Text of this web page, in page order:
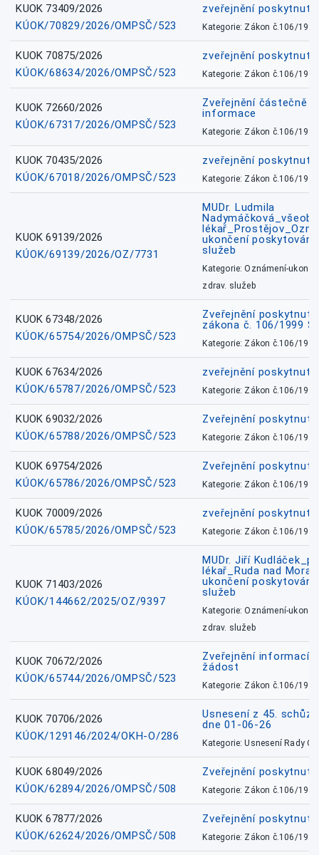
KUOK 73409/2026
KÚOK/70829/2026/OMPSČ/523
zveřejnění
Kategorie: Zákon č.106/1999
KUOK 70875/2026
KÚOK/68634/2026/OMPSČ/523
zveřejnění
Kategorie: Zákon č.106/1999
KUOK 72660/2026
KÚOK/67317/2026/OMPSČ/523
Zveřejnění částečně
informace
Kategorie: Zákon č.106/1999
KUOK 70435/2026
KÚOK/67018/2026/OMPSČ/523
zveřejnění
Kategorie: Zákon č.106/1999
KUOK 69139/2026
KÚOK/69139/2026/OZ/7731
MUDr. Ludmila
ukončení
služeb
Kategorie: Oznámení-
zdrav. služeb
KUOK 67348/2026
KÚOK/65754/2026/OMPSČ/523
Zveřejnění
zákona č. 106/1999
Kategorie: Zákon č.106/1999
KUOK 67634/2026
KÚOK/65787/2026/OMPSČ/523
zveřejnění
Kategorie: Zákon č.106/1999
KUOK 69032/2026
KÚOK/65788/2026/OMPSČ/523
Zveřejnění
Kategorie: Zákon č.106/1999
KUOK 69754/2026
KÚOK/65786/2026/OMPSČ/523
Zveřejnění
Kategorie: Zákon č.106/1999
KUOK 70009/2026
KÚOK/65785/2026/OMPSČ/523
zveřejnění
Kategorie: Zákon č.106/1999
KUOK 71403/2026
KÚOK/144662/2025/OZ/9397
MUDr. Jiří
lékař_Ruda nad
ukončení
služeb
Kategorie: Oznámení-
zdrav. služeb
KUOK 70672/2026
KÚOK/65744/2026/OMPSČ/523
Zveřejnění informací
žádost
Kategorie: Zákon č.106/1999
KUOK 70706/2026
KÚOK/129146/2024/OKH-O/286
Usnesení z 45.
dne 01-06-26
Kategorie: Usnesení Rady
KUOK 68049/2026
KÚOK/62894/2026/OMPSČ/508
Zveřejnění
Kategorie: Zákon č.106/1999
KUOK 67877/2026
KÚOK/62624/2026/OMPSČ/508
Zveřejnění
Kategorie: Zákon č.106/1999